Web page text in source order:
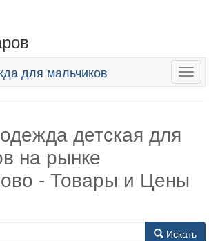
для мальчиков
детская для
на рынке
- Товары и Цены
Искать